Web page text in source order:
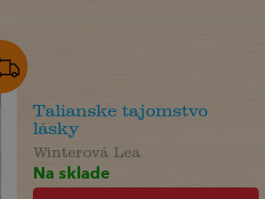
Talianske tajomstvo
lásky
Winterová Lea
Na sklade